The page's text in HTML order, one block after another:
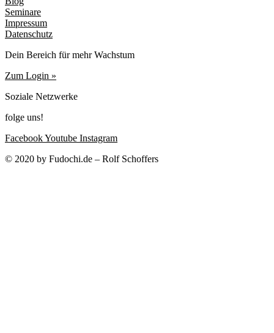
Seminare
Impressum
Datenschutz
Dein Bereich für mehr Wachstum
Zum Login »
Soziale Netzwerke
folge uns!
FacebookYoutube Instagram
© 2020 by Fudochi.de – Rolf Schoffers